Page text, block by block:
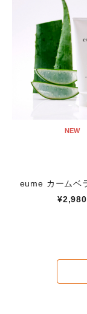
NEW
eume カームベ
¥2,980